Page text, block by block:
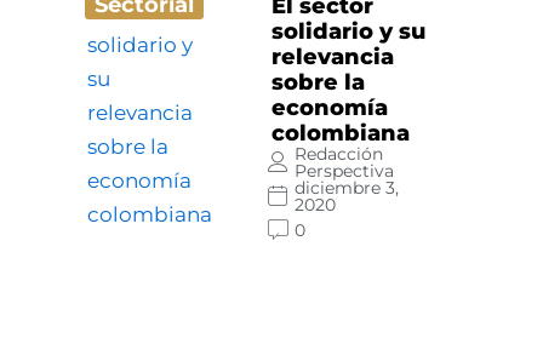
El sector
solidario y su
relevancia
sobre la
economía
colombiana
Redacción
Perspectiva
diciembre 3,
2020
0